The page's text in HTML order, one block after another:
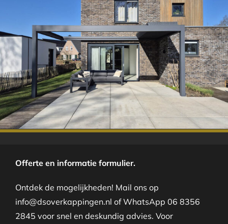
.
Offerte en informatie formulier.
Ontdek de mogelijkheden! Mail ons op
info@dsoverkappingen.nl of WhatsApp 06 8356
2845 voor snel en deskundig advies. Voor